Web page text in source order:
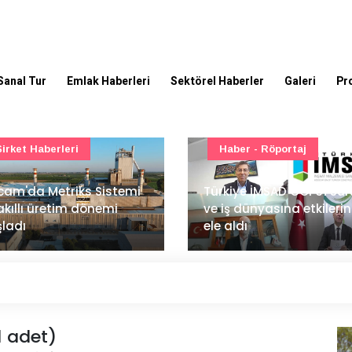
Tur Emlak Haberleri Sektörel Haberler Galeri
İMSAD COP31 süreci
dünyasına etkilerini
- Röportaj
TOKİ'den 51 şehirde 540
gayrimenkul
TOKİ - Emlak Konut GYO
adet)